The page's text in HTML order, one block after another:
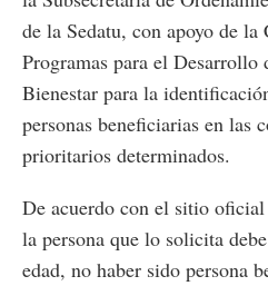
de la Sedatu, con apoyo de
Programas para el Desarrollo
Bienestar para la
personas beneficiarias en las
prioritarios determinados.
De acuerdo con el sitio
la persona que lo solicita
edad, no haber sido persona